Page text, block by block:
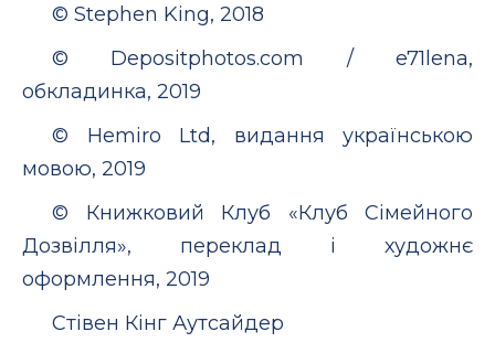
© Stephen King, 2018
© Depositphotos.com / e71lena,
обкладинка, 2019
© Hemiro Ltd, видання українською
мовою, 2019
© Книжковий Клуб «Клуб Сімейного
Дозвілля», переклад і художнє
оформлення, 2019
Стівен Кінг Аутсайдер